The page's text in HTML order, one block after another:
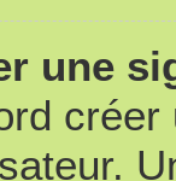
une